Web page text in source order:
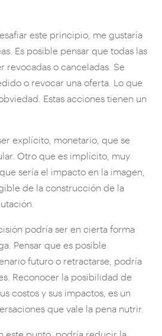
este principio, me gustaría
Es posible pensar que todas las
revocadas o canceladas. Se
o revocar una oferta. Lo que
Estas acciones tienen un
explícito, monetario, que se
Otro que es implícito, muy
sería el impacto en la imagen,
de la construcción de la
podría ser en cierta forma
Pensar que es posible
futuro o retractarse, podría
Reconocer la posibilidad de
costos y sus impactos, es un
que vale la pena nutrir.